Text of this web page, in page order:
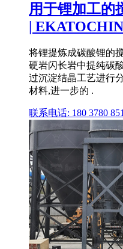
用于锂加工的
|
将锂提炼成碳酸锂的
硬岩闪长岩中提纯碳
过沉淀结晶工艺进行
材料,进一步的 .
联系电话: 180 3780